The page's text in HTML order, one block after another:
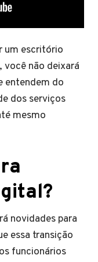
um escritório
, você não deixará
entendem do
dos serviços
mesmo
novidades para
essa transição
funcionários